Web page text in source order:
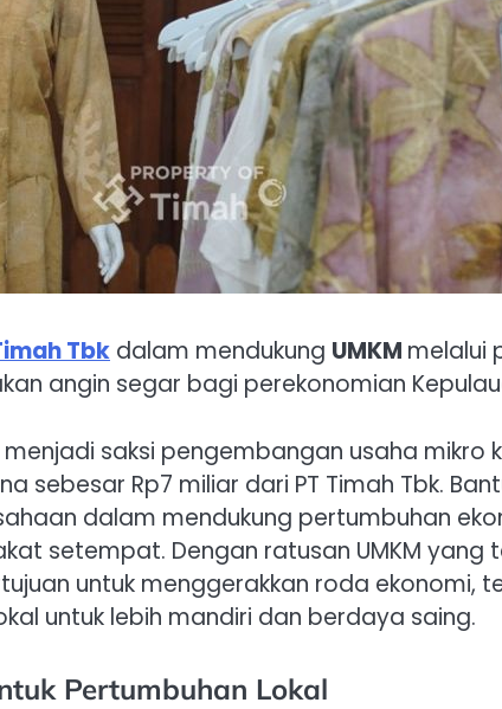
Tbk dalam mendukung UMKM melalui
angin segar bagi perekonomian
menjadi saksi pengembangan usaha mikro
sebesar Rp7 miliar dari PT Timah Tbk.
dalam mendukung pertumbuhan
setempat. Dengan ratusan UMKM yang
untuk menggerakkan roda ekonomi,
untuk lebih mandiri dan berdaya saing.
Pertumbuhan Lokal